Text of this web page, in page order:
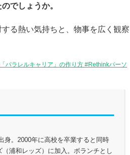
でしょうか。
る熱い気持ちと、物事を広く観察
パラレルキャリア」の作り方 #Rethinkパーソ
。2000年に高校を卒業すると同時
浦和レッズ）に加入。ボランチとし